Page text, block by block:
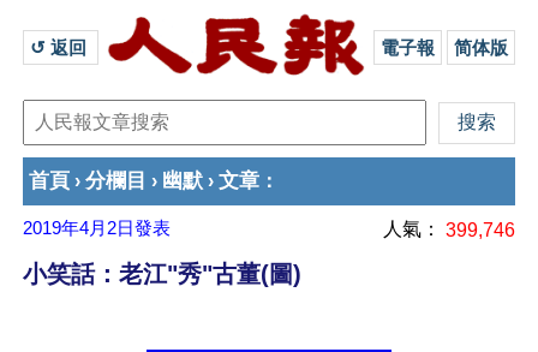
↺ 返回 電子報 简体版
首頁 › 分欄目 › 幽默 › 文章 ：
2019年4月2日發表 人氣： 399,746
小笑話：老江"秀"古董(圖)